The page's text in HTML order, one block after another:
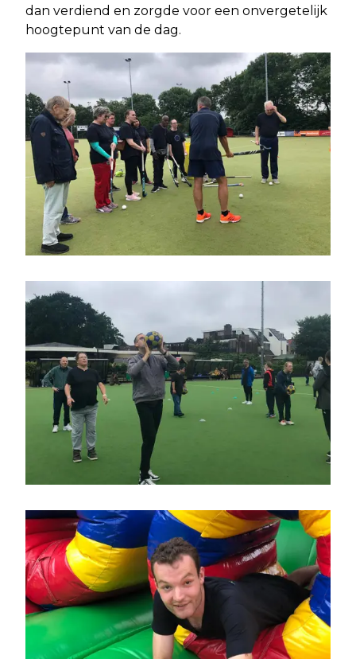
dan verdiend en zorgde voor een onvergetelijk
hoogtepunt van de dag.